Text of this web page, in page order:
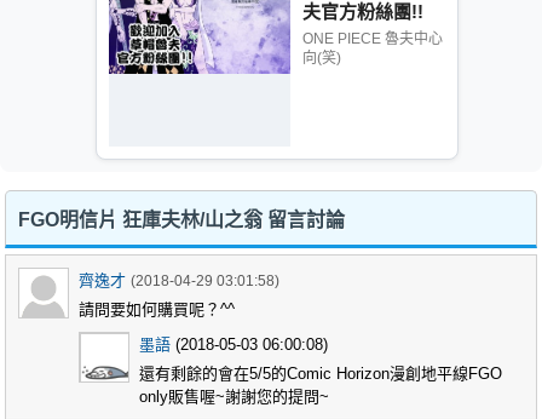
夫官方粉絲團!!
ONE PIECE 魯夫中心
向(笑)
FGO明信片 狂庫夫林/山之翁 留言討論
齊逸才 (2018-04-29 03:01:58)
請問要如何購買呢？^^
墨語 (2018-05-03 06:00:08)
還有剩餘的會在5/5的Comic Horizon漫創地平線FGO
only販售喔~謝謝您的提問~